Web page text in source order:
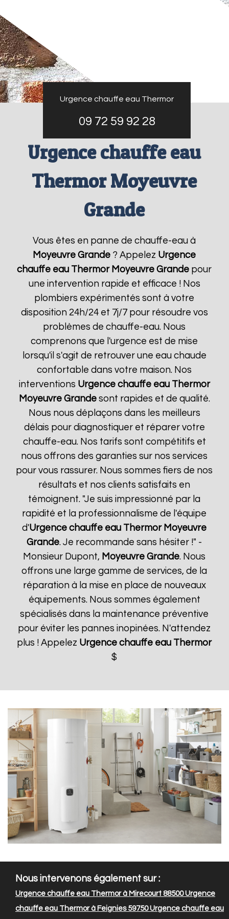
Urgence chauffe eau Thermor
09 72 59 92 28
Urgence chauffe eau
Thermor Moyeuvre
Grande
Vous êtes en panne de chauffe-eau à
Moyeuvre Grande ? Appelez Urgence
chauffe eau Thermor Moyeuvre Grande pour
une intervention rapide et efficace ! Nos
plombiers expérimentés sont à votre
disposition 24h/24 et 7j/7 pour résoudre vos
problèmes de chauffe-eau. Nous
comprenons que l'urgence est de mise
lorsqu'il s'agit de retrouver une eau chaude
confortable dans votre maison. Nos
interventions Urgence chauffe eau Thermor
Moyeuvre Grandesont rapides et de qualité.
Nous nous déplaçons dans les meilleurs
délais pour diagnostiquer et réparer votre
chauffe-eau. Nos tarifs sont compétitifs et
nous offrons des garanties sur nos services
pour vous rassurer. Nous sommes fiers de nos
résultats et nos clients satisfaits en
témoignent. "Je suis impressionné par la
rapidité et la professionnalisme de l'équipe
d'Urgence chauffe eau Thermor Moyeuvre
Grande. Je recommande sans hésiter !" -
Monsieur Dupont, Moyeuvre Grande. Nous
offrons une large gamme de services, de la
réparation à la mise en place de nouveaux
équipements. Nous sommes également
spécialisés dans la maintenance préventive
pour éviter les pannes inopinées. N'attendez
plus ! Appelez Urgence chauffe eau Thermor
$
Nous intervenons également sur :
Urgence chauffe eau Thermor à Mirecourt 88500Urgence
chauffe eau Thermor à Feignies 59750Urgence chauffe eau